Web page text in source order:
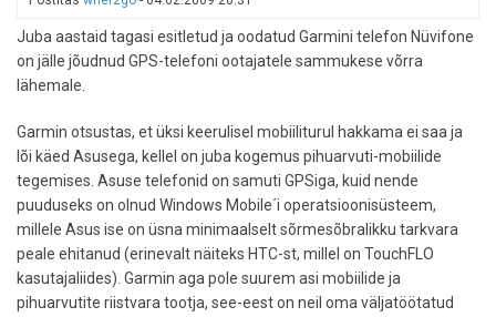
Juba aastaid tagasi esitletud ja oodatud Garmini telefon Nüvifone
on jälle jõudnud GPS-telefoni ootajatele sammukese võrra
lähemale.
Garmin otsustas, et üksi keerulisel mobiiliturul hakkama ei saa ja
lõi käed Asusega, kellel on juba kogemus pihuarvuti-mobiilide
tegemises. Asuse telefonid on samuti GPSiga, kuid nende
puuduseks on olnud Windows Mobile´i operatsioonisüsteem,
millele Asus ise on üsna minimaalselt sõrmesõbralikku tarkvara
peale ehitanud (erinevalt näiteks HTC-st, millel on TouchFLO
kasutajaliides). Garmin aga pole suurem asi mobiilide ja
pihuarvutite riistvara tootja, see-eest on neil oma väljatöötatud